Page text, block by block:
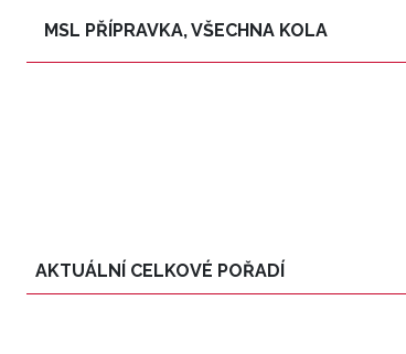
MSL PŘÍPRAVKA, VŠECHNA KOLA
AKTUÁLNÍ CELKOVÉ POŘADÍ